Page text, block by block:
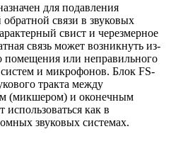
для подавления
связи в звуковых
свист и черезмерное
связь может возникнуть из-
помещения или неправильного
и микрофонов. Блок FS-
тракта между
(микшером) и оконечным
как в
звуковых системах.